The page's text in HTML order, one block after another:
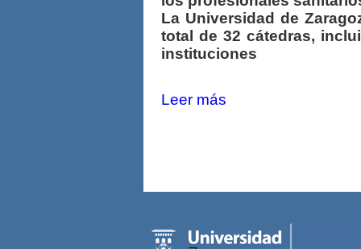
La Universidad de
total de 32 cátedras,
instituciones
Leer más